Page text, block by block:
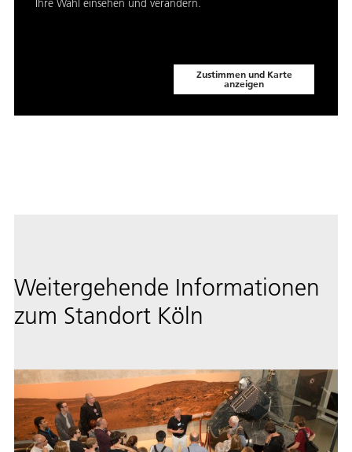
Ihre Wahl einsehen und verändern.
Zustimmen und Karte
anzeigen
Weitergehende Informationen
zum Standort Köln